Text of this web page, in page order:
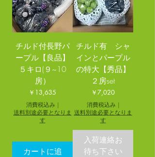
チルド付長野パ
ープル【良品】
５キロ(９~10
房）
価格
￥13,635
消費税込み|
送料別途必要となりま
す
カートに追
チルド有 シャ
インとパープル
の特大【秀品】
２房set
価格
￥7,020
消費税込み|
送料別途必要となりま
す
入荷連絡お
待ち下さい